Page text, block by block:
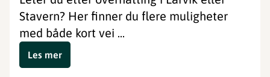
Stavern? Her finner du flere muligheter
med både kort vei ...
Les mer